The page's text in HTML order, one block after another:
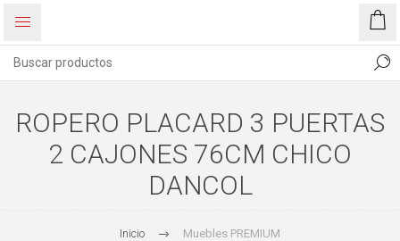
ROPERO PLACARD 3 PUERTAS
2 CAJONES 76CM CHICO
DANCOL
Inicio Muebles PREMIUM